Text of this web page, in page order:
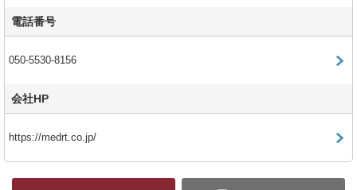
電話番号
050-5530-8156
会社HP
https://medrt.co.jp/